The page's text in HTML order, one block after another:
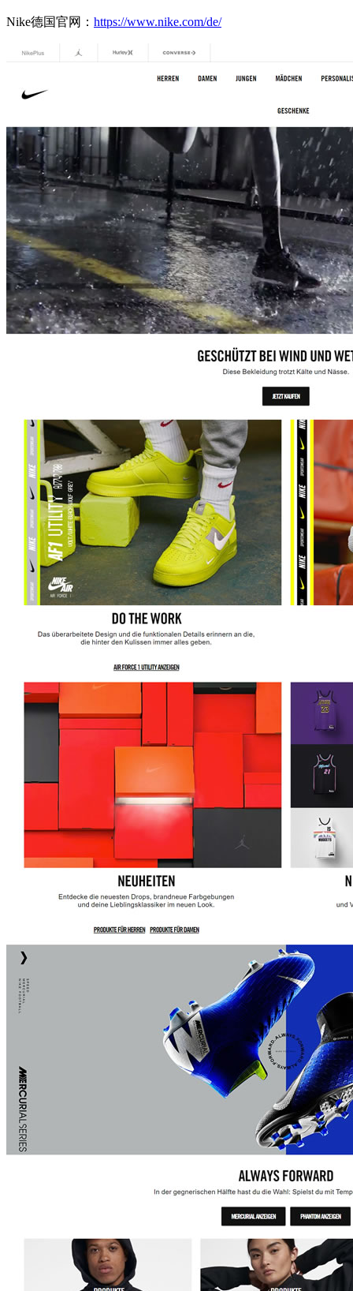
Nike德国官网： https://www.nike.com/de/